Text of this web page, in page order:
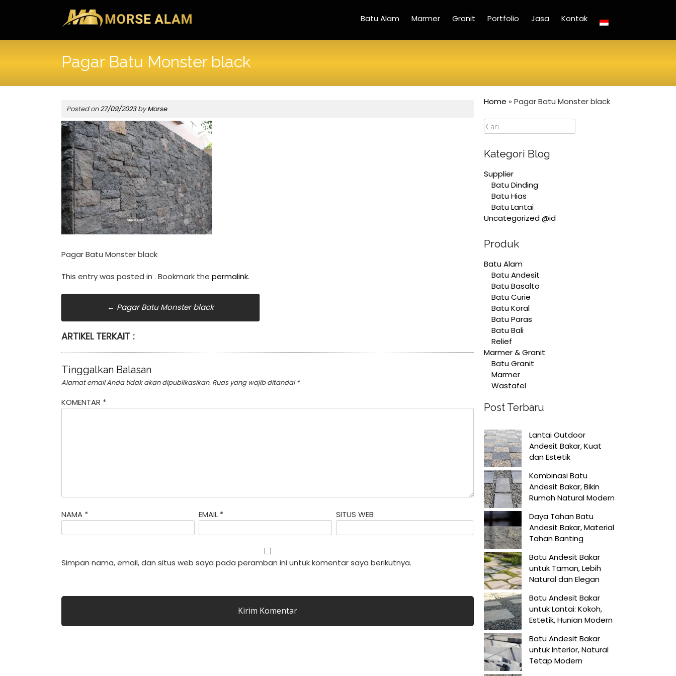
Batu Alam Marmer Granit Portfolio Jasa Kontak
Pagar Batu Monster black
Posted on27/09/2023byMorse
Pagar Batu Monster black
This entry was posted in . Bookmark the permalink.
Post
navigation
← Pagar Batu Monster black
ARTIKEL TERKAIT :
Tinggalkan Balasan
Alamat email Anda tidak akan dipublikasikan. Ruas yang wajib ditandai*
KOMENTAR *
NAMA * EMAIL * SITUS WEB
Simpan nama, email, dan situs web saya pada peramban ini untuk komentar saya berikutnya.
Home » Pagar Batu Monster black
Cari
Kategori Blog
Supplier
Batu Dinding
Batu Hias
Batu Lantai
Uncategorized @id
Produk
Batu Alam
Batu Andesit
Batu Basalto
Batu Curie
Batu Koral
Batu Paras
Batu Bali
Relief
Marmer & Granit
Batu Granit
Marmer
Wastafel
Post Terbaru
Lantai Outdoor
Andesit Bakar, Kuat
dan Estetik
Kombinasi Batu
Andesit Bakar, Bikin
Rumah Natural Modern
Daya Tahan Batu
Andesit Bakar, Material
Tahan Banting
Batu Andesit Bakar
untuk Taman, Lebih
Natural dan Elegan
Batu Andesit Bakar
untuk Lantai: Kokoh,
Estetik, Hunian Modern
Batu Andesit Bakar
untuk Interior, Natural
Tetap Modern